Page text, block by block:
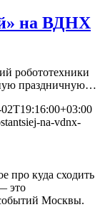
на ВДНХ
робототехники
праздничную…
na-vdnx-
про куда сходить
это
Москвы.